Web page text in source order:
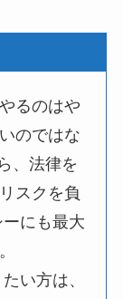
るのはや
のではな
、法律を
スクを負
にも最大
い方は、